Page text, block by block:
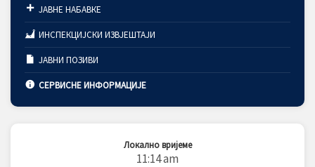
ЈАВНЕ НАБАВКЕ
ИНСПЕКЦИЈСКИ ИЗВЈЕШТАЈИ
ЈАВНИ ПОЗИВИ
СЕРВИСНЕ ИНФОРМАЦИЈЕ
Локално вријеме
11:14 am